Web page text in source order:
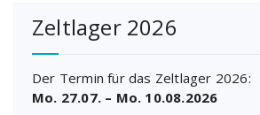
Zeltlager 2026
Der Termin für das Zeltlager 2026:
Mo. 27.07. – Mo. 10.08.2026